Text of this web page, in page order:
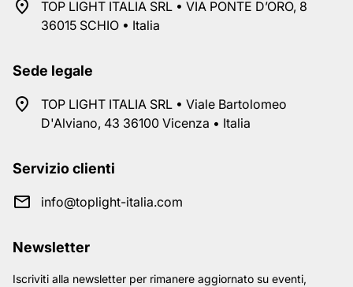
TOP LIGHT ITALIA SRL • VIA PONTE D’ORO, 8
36015 SCHIO • Italia
Sede legale
TOP LIGHT ITALIA SRL • Viale Bartolomeo
D'Alviano, 43 36100 Vicenza • Italia
Servizio clienti
info@toplight-italia.com
Newsletter
Iscriviti alla newsletter per rimanere aggiornato su eventi,